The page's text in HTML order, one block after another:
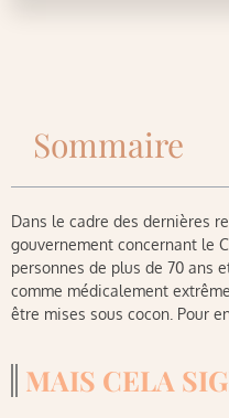
Sommaire
Dans le cadre des dernières
gouvernement concernant le
personnes de plus de 70 ans
comme médicalement
être mises sous cocon. Pour
MAIS CELA